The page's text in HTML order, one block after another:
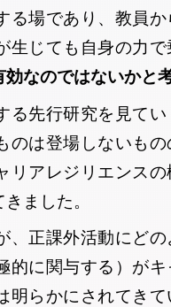
る場であり、教員
生じても自身の力
なのではないかと
先行研究を見て
のは登場しないも
リアレジリエンス
ました。
正課外活動にど
的に関与する）が
明らかにされてき